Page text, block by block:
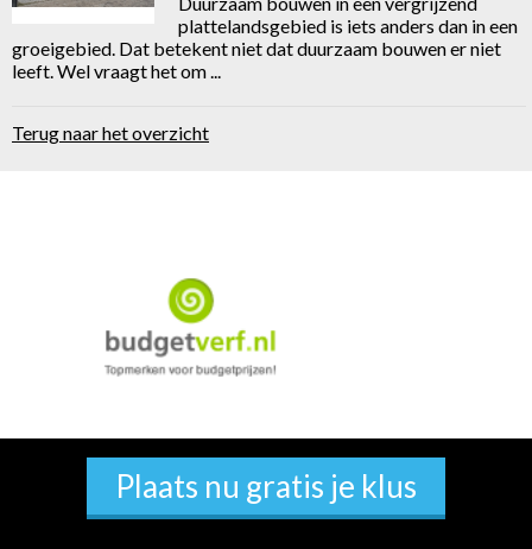
plattelandsgebied is iets anders dan in een
groeigebied. Dat betekent niet dat duurzaam bouwen er niet
leeft. Wel vraagt het om ...
Terug naar het overzicht
Plaats nu gratis je klus